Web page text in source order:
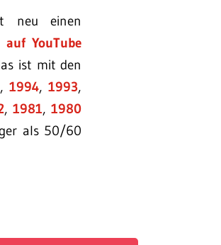
neu einen
YouTube
ist mit den
,1994,1993,
,1981,1980
als 50/60